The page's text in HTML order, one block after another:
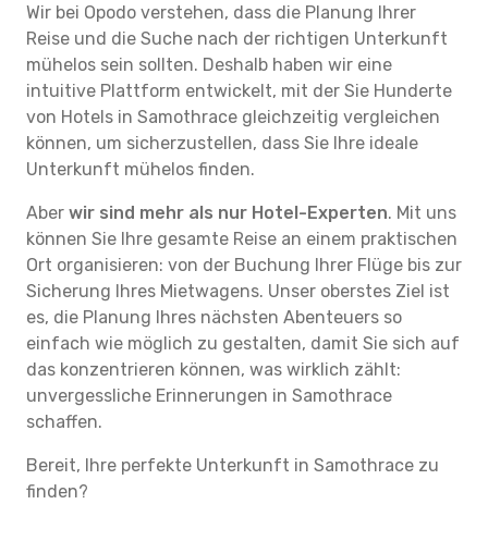
Wir bei Opodo verstehen, dass die Planung Ihrer
Reise und die Suche nach der richtigen Unterkunft
mühelos sein sollten. Deshalb haben wir eine
intuitive Plattform entwickelt, mit der Sie Hunderte
von Hotels in Samothrace gleichzeitig vergleichen
können, um sicherzustellen, dass Sie Ihre ideale
Unterkunft mühelos finden.
Aber wir sind mehr als nur Hotel-Experten. Mit uns
können Sie Ihre gesamte Reise an einem praktischen
Ort organisieren: von der Buchung Ihrer Flüge bis zur
Sicherung Ihres Mietwagens. Unser oberstes Ziel ist
es, die Planung Ihres nächsten Abenteuers so
einfach wie möglich zu gestalten, damit Sie sich auf
das konzentrieren können, was wirklich zählt:
unvergessliche Erinnerungen in Samothrace
schaffen.
Bereit, Ihre perfekte Unterkunft in Samothrace zu
finden?